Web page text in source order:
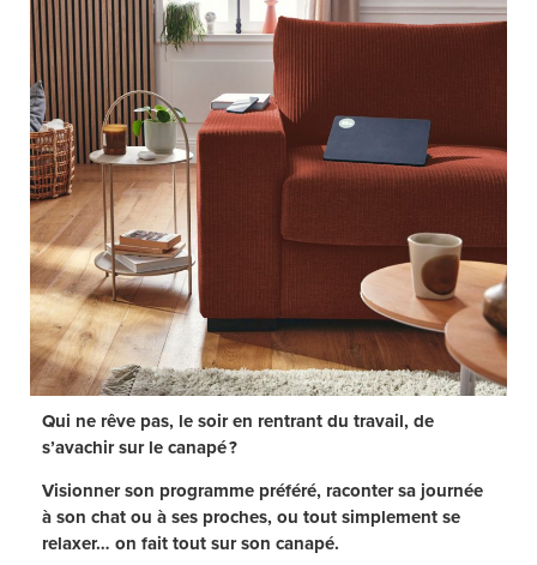
Qui ne rêve pas, le soir en rentrant du travail, de
s’avachir sur le canapé ?
Visionner son programme préféré, raconter sa journée
à son chat ou à ses proches, ou tout simplement se
relaxer… on fait tout sur son canapé.